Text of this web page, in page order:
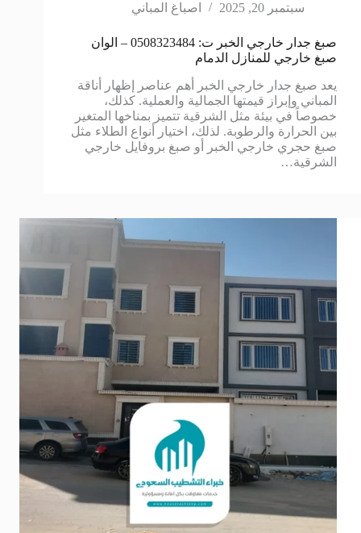
سبتمبر 20, 2025 اصباغ المباني
صبغ جدار خارجي الخبر ت: 0508323484 – الوان
صبغ خارجي للمنازل الدمام
يعد صبغ جدار خارجي الخبر أهم عناصر إظهار أناقة
المباني وإبراز قيمتها الجمالية والعملية. كذلك،
خصوصاً في بيئة مثل الشرقية تتميز بمناخها المتغير
بين الحرارة والرطوبة. لذلك، اختيار أنواع الطلاء مثل
صبغ حجري خارجي الخبر أو صبغ بروفايل خارجي
الشرقية…